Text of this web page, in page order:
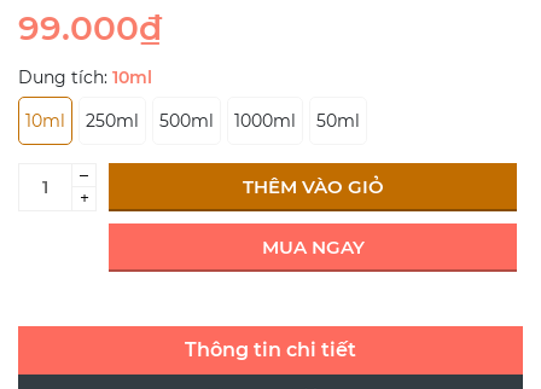
99.000₫
Dung tích: 10ml
10ml
250ml 500ml 1000ml 50ml
–
+
THÊM VÀO GIỎ
MUA NGAY
Thông tin chi tiết